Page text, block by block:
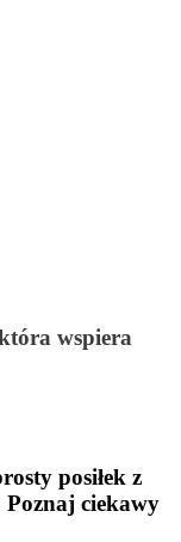
wspiera
posiłek z
ciekawy